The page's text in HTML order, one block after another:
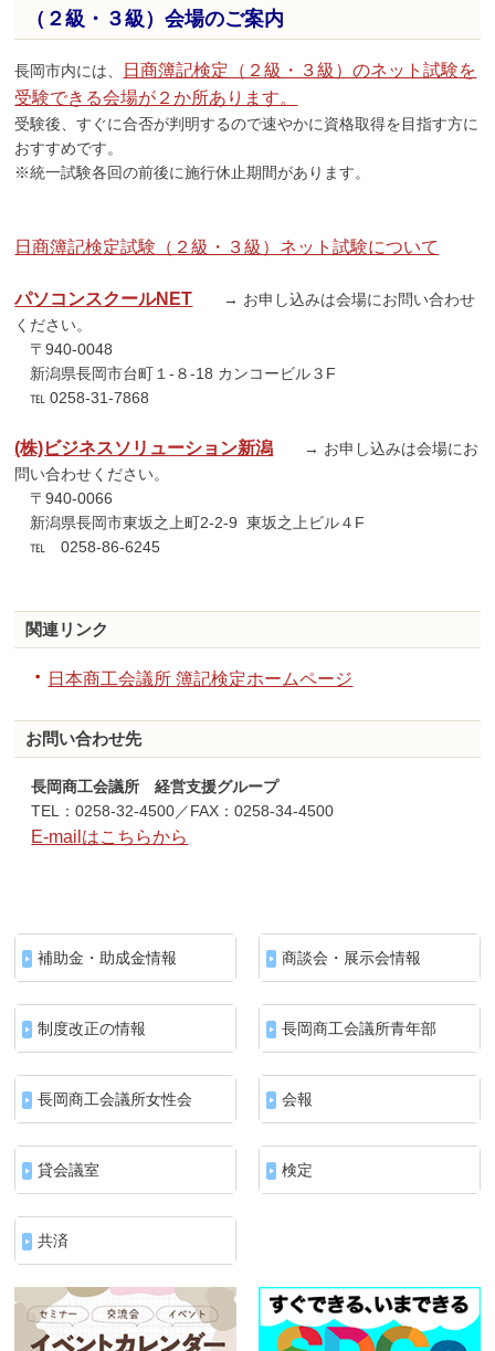
（２級・３級）会場のご案内
長岡市内には、
日商簿記検定（２級・３級）のネット試験を
受験できる会場が２か所あります。
受験後、すぐに合否が判明するので速やかに資格取得を目指す方に
おすすめです。
※統一試験各回の前後に施行休止期間があります。
日商簿記検定試験（２級・３級）ネット試験について
パソコンスクールNET → お申し込みは会場にお問い合わせ
ください。
〒940-0048
新潟県長岡市台町１-８-18 カンコービル３F
℡ 0258-31-7868
(株)ビジネスソリューション新潟 → お申し込みは会場にお
問い合わせください。
〒940-0066
新潟県長岡市東坂之上町2-2-9 東坂之上ビル４F
℡ 0258-86-6245
関連リンク
日本商工会議所 簿記検定ホームページ
お問い合わせ先
長岡商工会議所 経営支援グループ
TEL：0258-32-4500／FAX：0258-34-4500
E-mailはこちらから
補助金・助成金情報 商談会・展示会情報
制度改正の情報 長岡商工会議所青年部
長岡商工会議所女性会 会報
貸会議室 検定
共済